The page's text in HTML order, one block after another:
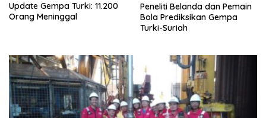
Update Gempa Turki: 11.200
Orang Meninggal
Peneliti Belanda dan Pemain
Bola Prediksikan Gempa
Turki-Suriah